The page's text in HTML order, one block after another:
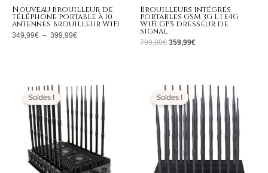
Nouveau brouilleur de
téléphone portable à 10
antennes brouilleur WiFi
349,99€ – 399,99€
Brouilleurs intégrés
portables GSM 3G LTE4G
WiFi GPS dresseur de
signal
799,00€ 359,99€
Soldes !
prix
initial
était :
3.999,00€.
prix
actuel
est :
1.599,99€.
Soldes !
prix
initial
était :
1.299,00€.
prix
actuel
est :
699,99€.